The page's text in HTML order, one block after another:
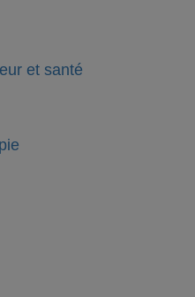
et santé